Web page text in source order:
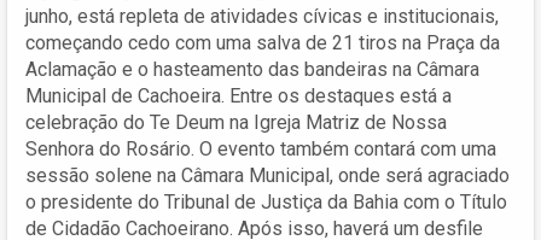
junho, está repleta de atividades cívicas e institucionais,
começando cedo com uma salva de 21 tiros na Praça da
Aclamação e o hasteamento das bandeiras na Câmara
Municipal de Cachoeira. Entre os destaques está a
celebração do Te Deum na Igreja Matriz de Nossa
Senhora do Rosário. O evento também contará com uma
sessão solene na Câmara Municipal, onde será agraciado
o presidente do Tribunal de Justiça da Bahia com o Título
de Cidadão Cachoeirano. Após isso, haverá um desfile